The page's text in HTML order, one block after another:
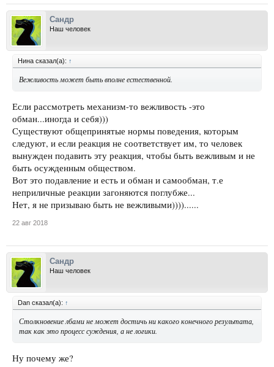
Сандр
Наш человек
Нина сказал(а): ↑
Вежливость может быть вполне естественной.
Если рассмотреть механизм-то вежливость -это
обман...иногда и себя)))
Существуют общепринятые нормы поведения, которым
следуют, и если реакция не соответствует им, то человек
вынужден подавить эту реакция, чтобы быть вежливым и не
быть осужденным обществом.
Вот это подавление и есть и обман и самообман, т.е
неприличные реакции загоняются поглубже...
Нет, я не призываю быть не вежливыми))))......
22 авг 2018
Сандр
Наш человек
Dan сказал(а): ↑
Столкновение лбами не может достичь ни какого конечного результата,
так как это процесс суждения, а не логики.
Ну почему же?